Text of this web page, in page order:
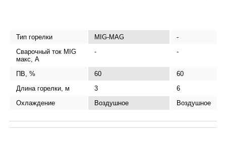
Тип горелки MIG-MAG
-
Сварочный ток MIG
макс, А
- -
ПВ, % 60
60
Длина горелки, м
3
6
Охлаждение
Воздушное Воздушное